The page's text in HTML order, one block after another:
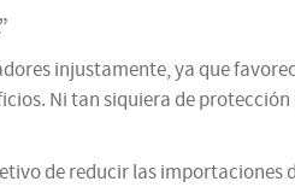
injustamente, ya que
Ni tan siquiera de
de reducir las importaciones